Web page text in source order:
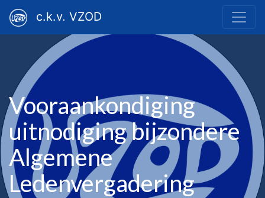
c.k.v. VZOD
Vooraankondiging
uitnodiging bijzondere
Algemene
Ledenvergadering